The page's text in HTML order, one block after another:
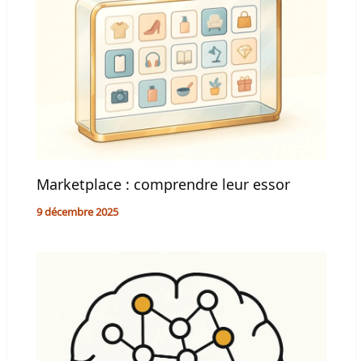
Marketplace : comprendre leur essor
9 décembre 2025